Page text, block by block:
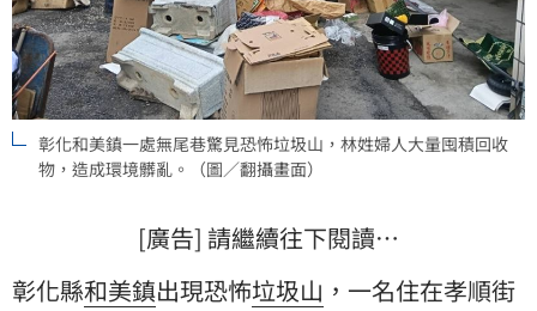
彰化和美鎮一處無尾巷驚見恐怖垃圾山，林姓婦人大量囤積回收
物，造成環境髒亂。（圖／翻攝畫面）
[廣告] 請繼續往下閱讀…
彰化縣和美鎮出現恐怖垃圾山 ，一名住在孝順街